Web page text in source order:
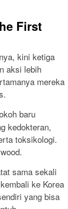
First
kini ketiga
aksi lebih
mereka
baru
kedokteran,
toksikologi.
sama sekali
ke Korea
yang bisa